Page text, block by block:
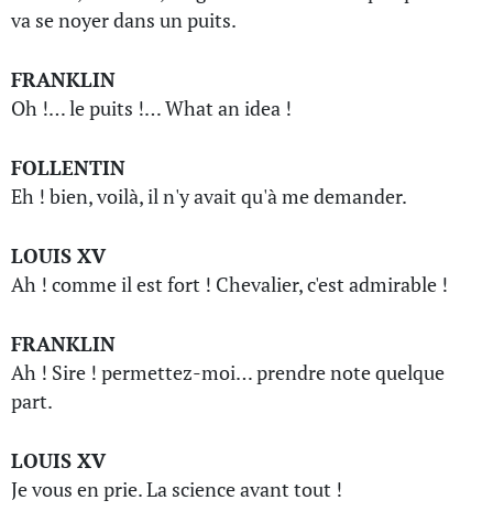
va se noyer dans un puits.
FRANKLIN
Oh !… le puits !… What an idea !
FOLLENTIN
Eh ! bien, voilà, il n'y avait qu'à me demander.
LOUIS XV
Ah ! comme il est fort ! Chevalier, c'est admirable !
FRANKLIN
Ah ! Sire ! permettez-moi… prendre note quelque
part.
LOUIS XV
Je vous en prie. La science avant tout !